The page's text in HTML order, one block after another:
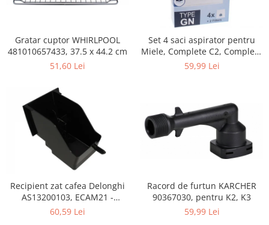
Sport & Activitati in aer liber
Accesorii antrenament
Accesorii sportive
Articole Voiaj
Camping
Sporturi acvatice
TV, Audio & Foto
Aparate Foto & Accesorii
Gratar cuptor WHIRLPOOL
481010657433, 37.5 x 44.2 cm
51,60 Lei
Set 4 saci aspirator pentru
Miele, Complete C2, Complete
C3, Classic C1, S8, S5, S2,
59,99 Lei
Recipient zat cafea Delonghi
AS13200103, ECAM21 -
ECAM25
60,59 Lei
Racord de furtun KARCHER
90367030, pentru K2, K3
59,99 Lei